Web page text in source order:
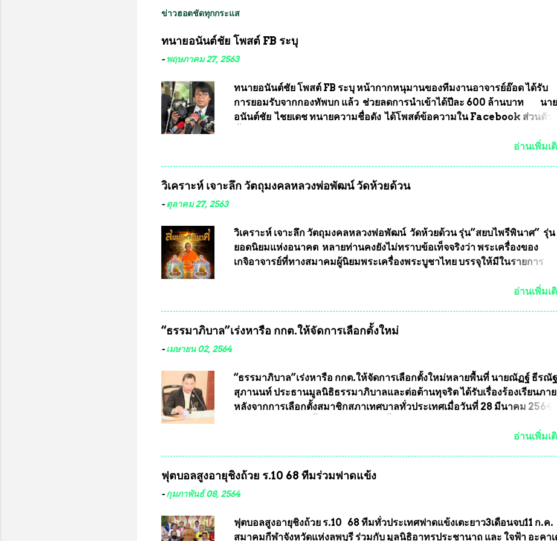
ข่าวฮอตชัดทุกกระแส
ทนายอนันต์ชัย โพสต์ FB ระบุ
- พฤษภาคม 27, 2563
ทนายอนันต์ชัย โพสต์ FB ระบุ หน้ากากหนุมานของทีมงานอาจารย์อ๊อด ได้รับ
การยอมรับจากกองทัพบก แล้ว ช่วยลดการนำเข้าได้ปีละ 600 ล้านบาท นาย
อนันต์ชัย ไชยเดช ทนายความชื่อดัง ได้โพสต์ข้อความใน Facebook ส่วนตัว
ว่า หน้ากากป้องกันสารพิษทางทหาร ถ้าสามารถผลิตได้ในประเทศไทย จะทำให้
กับประเทศชาติอย่างยิ่ง ผมจะดีใจและภูมิใจมากหากหน้ากากป้องกันสารพิษทาง
ทหารนี้ได้รับการผลิตในประเทศลดการนำเข้าโดยเด็ดขาด และสามารถผลิต
จำหน่ายส่งออกต่างประเทศได้ โดยทีมทนายความและทีมงา...
อ่านเพิ่มเ
วิเคราะห์ เจาะลึก วัตถุมงคลหลวงพ่อพัฒน์ วัดห้วยด้วน
-ตุลาคม 27, 2563
วิเคราะห์ เจาะลึก วัตถุมงคลหลวงพ่อพัฒน์ วัดห้วยด้วน รุ่น”สยบไพรีพินาศ” รุ่น
ยอดนิยมแห่งอนาคต หลายท่านคงยังไม่ทราบข้อเท็จจริงว่า พระเครื่องของ
เกจิอาจารย์ที่ทางสมาคมผู้นิยมพระเครื่องพระบูชาไทย บรรจุให้มีในรายการ
หมุน แต่พระเครื่องหลวงพ่อคูณ มีเพียงบางรุ่นเท่านั้นที่อยู่ในรายการประกวด
ในอนาคต หากทางสมาคมฯ มีการบรรจุพระเครื่องหลวงพ่อพัฒน์ ให้มีการ
ประกวดแบบถาวรบ้าง ก็คงจะมีการคัดเลือกเพียงบางรุ่นเช่นกัน เนื่องจากพระ
เข้ารายการประกวดต้องมีคุณสมบัติชัดเจนดังนี้ 1.)พระทุกองค์จะต้องตอกโค๊ต
และรันหมายเลข (พร้อมทั้งมีการทำลายบล๊อก โค๊ด หมายเลข) 2.)ต้องมีการ
ประกาศจำนวนการจัดสร้างให้ชัดเจน ว่าสร้างจำนวนเท่าไหร่ (เพื่อป้องกันการ
อ่านเพิ่มเ
“ธรรมาภิบาล”เร่งหารือ กกต.ให้จัดการเลือกตั้งใหม่
-เมษายน 02, 2564
“ธรรมาภิบาล”เร่งหารือ กกต.ให้จัดการเลือกตั้งใหม่หลายพื้นที่ นายณัฏฐ์ ธีรณัฐ
สุภานนท์ ประธานมูลนิธิธรรมาภิบาลและต่อต้านทุจริต ได้รับเรื่องร้องเรียนภาย
หลังจากการเลือกตั้งสมาชิกสภาเทศบาลทั่วประเทศเมื่อวันที่ 28 มีนาคม 2564
กฎหมายการเลือกตั้ง นายณัฏฐ์ ธีรณัฐสุภานนท์ เปิดเผยว่า “ยกตัวอย่างในเขต
กฎหมายการเลือกตั้งเข้ามาเป็นจำนวนมาก โดยจะเข้าหารือกับเลขาธิการคณะ
กรรมการการเลือกตั้ง เพื่อให้ตั้งคณะกรรมการแสวงหาข้อเท็จจริง เร่งให้มีคำ
เลือกตั้งใหม่อีกครั้ง ประธานมูลนิธิธรรมาภิบาลและต่อต้านทุจริต กล่าวต่ออีกว่า
“นครเชียงใหม่เป็นเขตพื้นที่เศรษฐกิจอันสำคัญของภาคเหนือ ต้องส่งเสริมให้ผู้น
อ่านเพิ่มเ
ฟุตบอลสูงอายุชิงถ้วย ร.10 68 ทีมร่วมฟาดแข้ง
-กุมภาพันธ์ 08, 2564
ฟุตบอลสูงอายุชิงถ้วย ร.10 68 ทีมทั่วประเทศฟาดแข้งเตะยาว3เดือนจบ11 ก.ค.
สมาคมกีฬาจังหวัดแห่งลพบุรี ร่วมกับ มูลนิธิอาทรประชานาถ และ ใจฟ้า อะคาเ